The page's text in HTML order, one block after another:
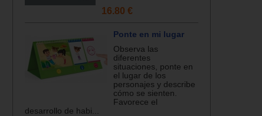
16.80 €
Ponte en mi lugar
Observa las
diferentes
situaciones, ponte en
el lugar de los
personajes y describe
cómo se sienten.
Favorece el
desarrollo de habi...